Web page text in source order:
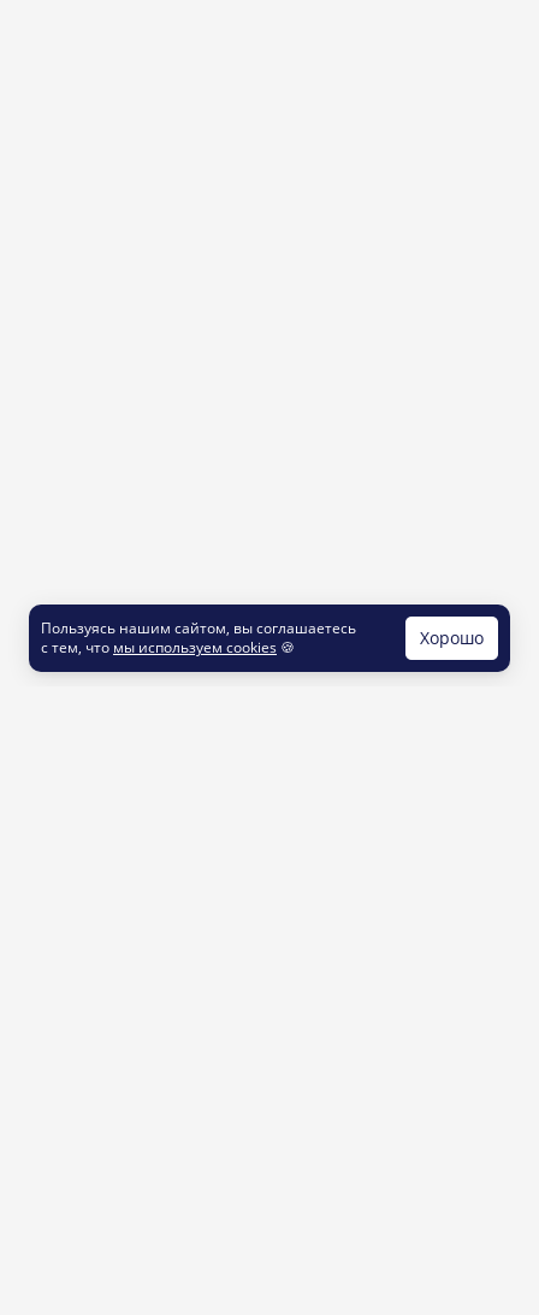
Пользуясь нашим сайтом, вы соглашаетесь
с тем, что мы используем cookies 🍪 Хорошо